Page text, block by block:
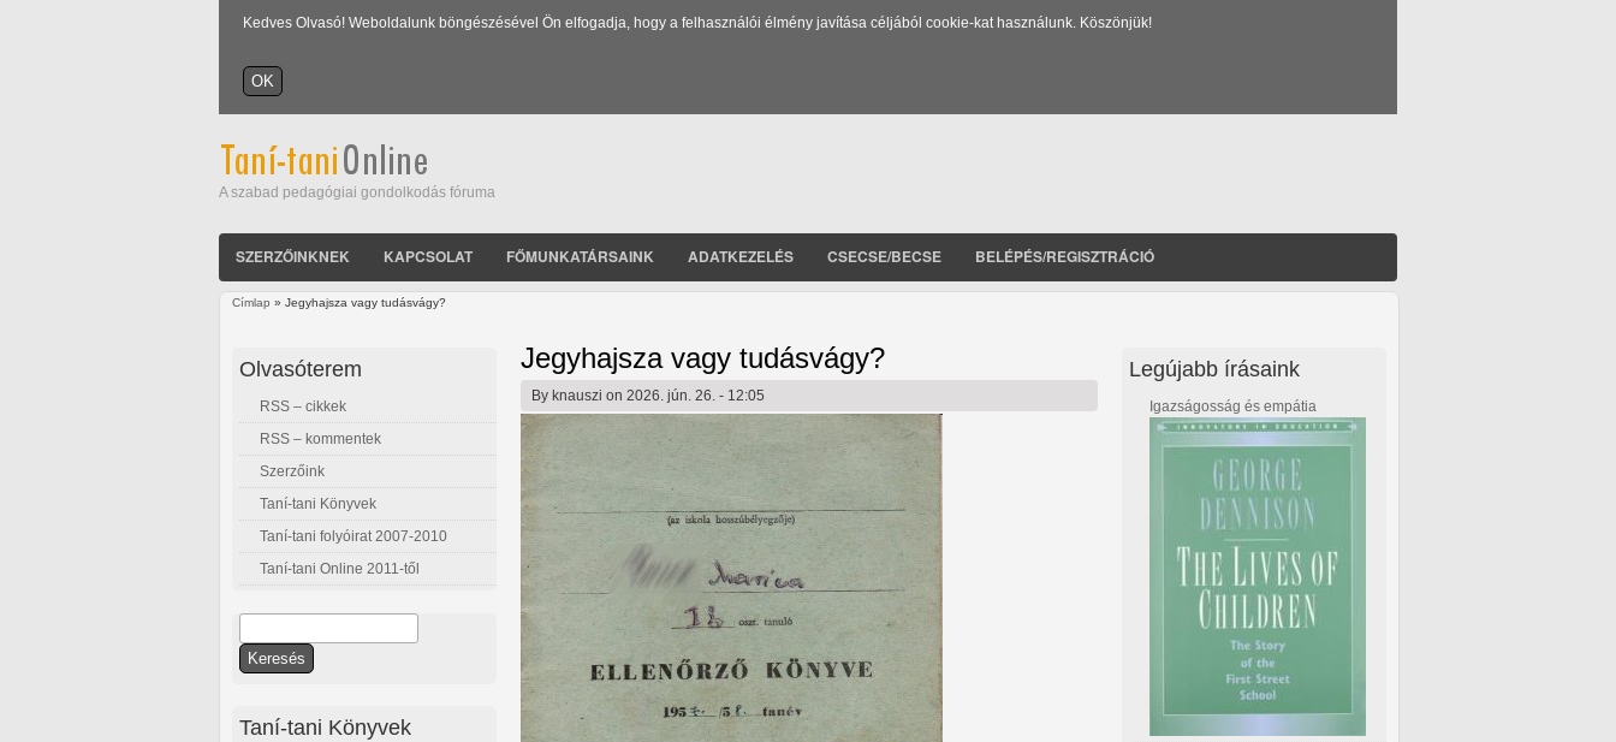
Kedves Olvasó! Weboldalunk böngészésével Ön elfogadja, hogy a felhasználói élmény javítása céljából cookie-kat használunk. Köszönjük!
A szabad pedagógiai gondolkodás fóruma
SZERZŐINKNEK KAPCSOLAT FŐMUNKATÁRSAINK ADATKEZELÉS CSECSE/BECSE BELÉPÉS/REGISZTRÁCIÓ
Címlap » Jegyhajsza vagy tudásvágy?
Jegyhajsza vagy tudásvágy?
By knauszi on 2026. jún. 26. - 12:05
Olvasóterem
RSS – cikkek
RSS – kommentek
Szerzőink
Taní-tani Könyvek
Taní-tani folyóirat 2007-2010
Taní-tani Online 2011-től
Keresés űrlap
Taní-tani Könyvek
Legújabb írásaink
Igazságosság és empátia